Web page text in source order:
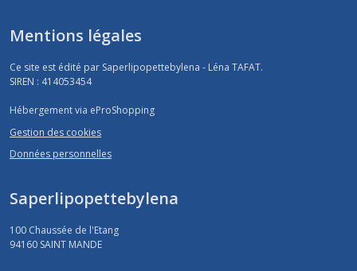
Mentions légales
Ce site est édité par Saperlipopettebylena - Léna TAFAT.
SIREN : 414053454
Hébergement via eProShopping
Gestion des cookies
Données personnelles
Saperlipopettebylena
100 Chaussée de l'Etang
94160 SAINT MANDE